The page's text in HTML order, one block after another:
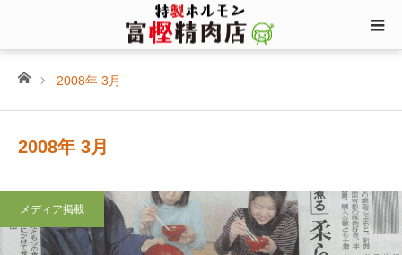
ホーム2008年 3月
2008年 3月
メディア掲載